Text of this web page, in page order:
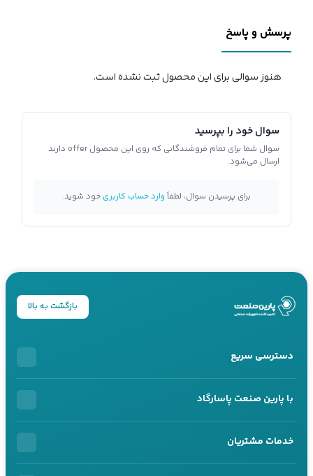
پرسش و پاسخ
هنوز سوالی برای این محصول ثبت نشده است.
سوال خود را بپرسید
سوال شما برای تمام فروشندگانی که روی این محصول offer دارند
ارسال می‌شود.
برای پرسیدن سوال، لطفاًوارد حساب کاربریخود شوید.
بازگشت به بالا
دسترسی سریع
محصولات اقساطی
خرید سازمانی
با پارین صنعت پاسارگاد
تماس با ما
خدمات مشتریان